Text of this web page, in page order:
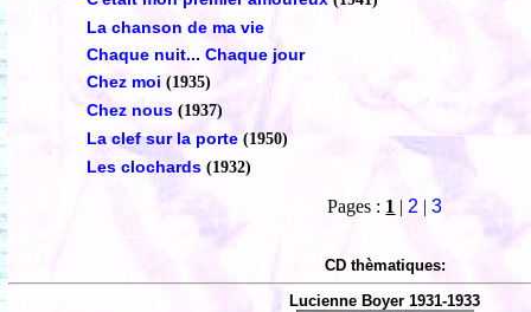
La chanson de ma vie
Chaque nuit... Chaque jour
Chez moi (1935)
Chez nous (1937)
La clef sur la porte (1950)
Les clochards (1932)
Pages : 1 | 2 |3
CD thèmatiques:
Lucienne Boyer 1931-1933